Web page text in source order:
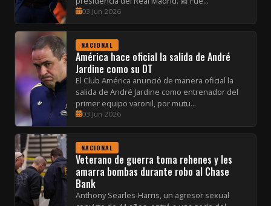
03 Jun 2026
NACIONAL
América hace oficial la salida de André
Jardine como su DT
El Club América anunció de manera oficial la
salida de André Jardine como entrenador del
primer equipo varonil, por mutu...
03 Jun 2026
NACIONAL
Veterano de guerra toma rehenes y les
amarra bombas durante robo al Chase
Bank
Anthony Searles-Harris, un agresor sexual